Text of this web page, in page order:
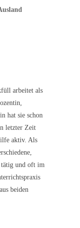
arbeitet als
hat sie schon
letzter Zeit
aktiv. Als
tätig und oft im
beiden